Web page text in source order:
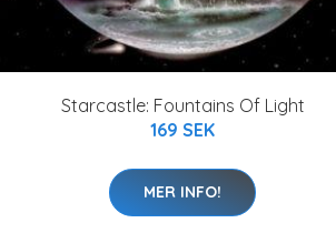
Starcastle: Fountains Of Light
169 SEK
MER INFO!